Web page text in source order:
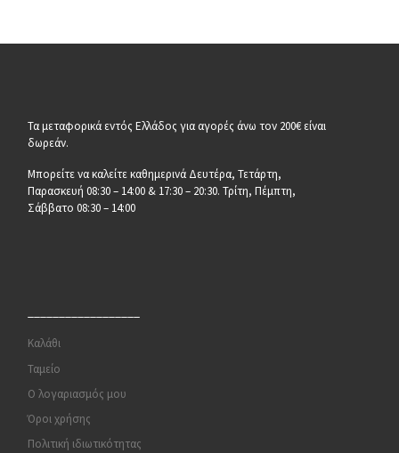
Τα μεταφορικά εντός Ελλάδος για αγορές άνω τον 200€ είναι
δωρεάν.
Μπορείτε να καλείτε καθημερινά Δευτέρα, Τετάρτη,
Παρασκευή 08:30 – 14:00 & 17:30 – 20:30. Τρίτη, Πέμπτη,
Σάββατο 08:30 – 14:00
Καλάθι
Ταμείο
Ο λογαριασμός μου
Όροι χρήσης
Πολιτική ιδιωτικότητας